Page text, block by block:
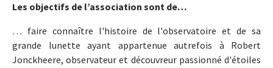
Les objectifs de l’association sont de…
​… faire connaître l'histoire de l'observatoire et de sa
grande lunette ayant appartenue autrefois à Robert
Jonckheere, observateur et découvreur passionné d'étoiles